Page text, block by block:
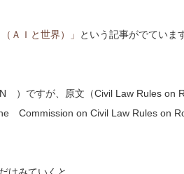
ＡＩと世界）」
という記事がでていま
）ですが、原文（Civil Law Rules
Commission on Civil Law Rules on